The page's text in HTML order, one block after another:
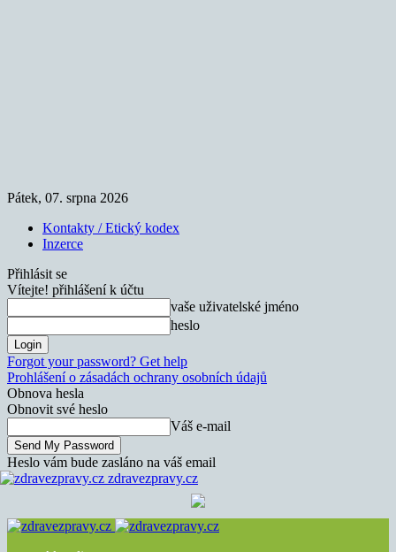
Pátek, 07. srpna 2026
Kontakty / Etický kodex
Inzerce
Přihlásit se
Vítejte! přihlášení k účtu
vaše uživatelské jméno
heslo
Forgot your password? Get help
Prohlášení o zásadách ochrany osobních údajů
Obnova hesla
Obnovit své heslo
Váš e-mail
Heslo vám bude zasláno na váš email
zdravezpravy.cz